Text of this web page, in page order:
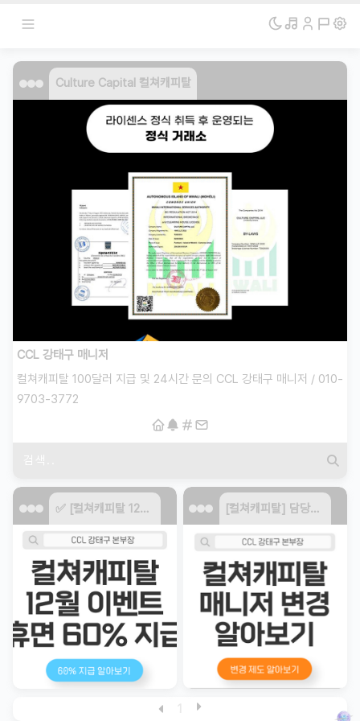
Culture Capital 컬쳐캐피탈
CCL 강태구 매니저
컬쳐캐피탈 100달러 지급 및 24시간 문의 CCL 강태구 매니저 / 010-
9703-3772
✅ [컬쳐캐피탈 12월 이벤트] 잠든 계좌 깨우고 역대급 60% 크레딧 보너스 챙기세요! [컬쳐캐피탈] 담당자 연락 두절? 매니저 변경 신청하는 법